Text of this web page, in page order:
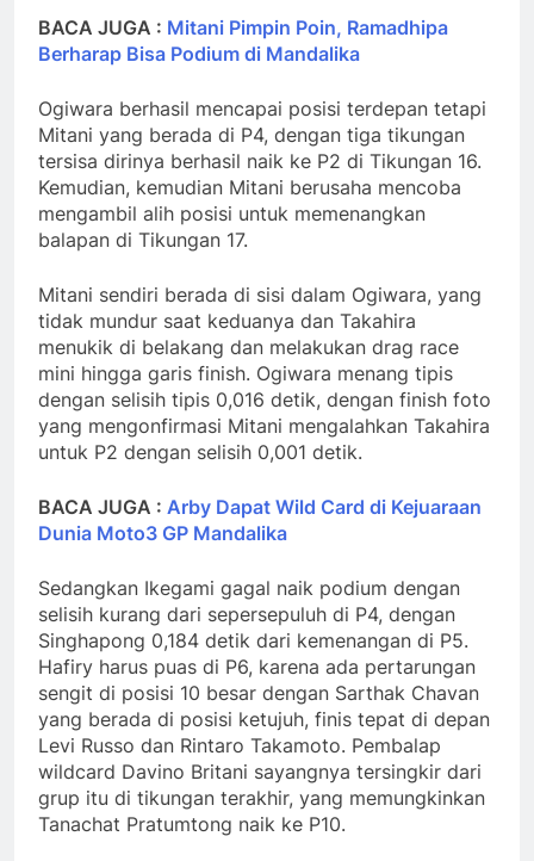
BACA JUGA : Mitani Pimpin Poin, Ramadhipa
Berharap Bisa Podium di Mandalika
Ogiwara berhasil mencapai posisi terdepan tetapi
Mitani yang berada di P4, dengan tiga tikungan
tersisa dirinya berhasil naik ke P2 di Tikungan 16.
Kemudian, kemudian Mitani berusaha mencoba
mengambil alih posisi untuk memenangkan
balapan di Tikungan 17.
Mitani sendiri berada di sisi dalam Ogiwara, yang
tidak mundur saat keduanya dan Takahira
menukik di belakang dan melakukan drag race
mini hingga garis finish. Ogiwara menang tipis
dengan selisih tipis 0,016 detik, dengan finish foto
yang mengonfirmasi Mitani mengalahkan Takahira
untuk P2 dengan selisih 0,001 detik.
BACA JUGA : Arby Dapat Wild Card di Kejuaraan
Dunia Moto3 GP Mandalika
Sedangkan Ikegami gagal naik podium dengan
selisih kurang dari sepersepuluh di P4, dengan
Singhapong 0,184 detik dari kemenangan di P5.
Hafiry harus puas di P6, karena ada pertarungan
sengit di posisi 10 besar dengan Sarthak Chavan
yang berada di posisi ketujuh, finis tepat di depan
Levi Russo dan Rintaro Takamoto. Pembalap
wildcard Davino Britani sayangnya tersingkir dari
grup itu di tikungan terakhir, yang memungkinkan
Tanachat Pratumtong naik ke P10.